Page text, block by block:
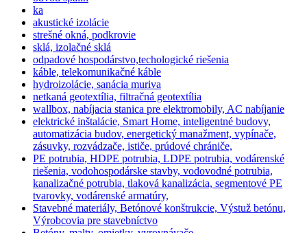
ka
akustické izolácie
strešné okná, podkrovie
sklá, izolačné sklá
odpadové hospodárstvo,techologické riešenia
káble, telekomunikačné káble
hydroizolácie, sanácia muriva
netkaná geotextília, filtračná geotextília
wallbox, nabíjacia stanica pre elektromobily, AC nabíjanie
elektrické inštalácie, Smart Home, inteligentné budovy,
automatizácia budov, energetický manažment, vypínače,
zásuvky, rozvádzače, ističe, prúdové chrániče,
PE potrubia, HDPE potrubia, LDPE potrubia, vodárenské
riešenia, vodohospodárske stavby, vodovodné potrubia,
kanalizačné potrubia, tlaková kanalizácia, segmentové PE
tvarovky, vodárenské armatúry,
Stavebné materiály, Betónové konštrukcie, Výstuž betónu,
Výrobcovia pre stavebníctvo